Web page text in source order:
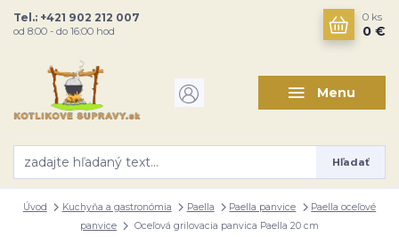
Menu
Hľadať
Tel.: +421 902 212 007
od 8:00 - do 16:00 hod
0 ks
0 €
Úvod Kuchyňa a gastronómia Paella Paella panvice
Paella oceľové
panvice
Oceľová grilovacia panvica Paella 20 cm